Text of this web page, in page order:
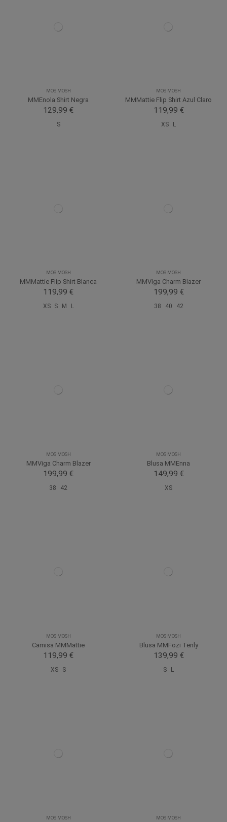
MOS MOSH
MMEnola Shirt Negra
129,99 €
S
MOS MOSH
MMMattie Flip Shirt Azul Claro
119,99 €
XS L
MOS MOSH
MMMattie Flip Shirt Blanca
119,99 €
XS S M L
MOS MOSH
MMViga Charm Blazer
199,99 €
38 40 42
MOS MOSH
MMViga Charm Blazer
199,99 €
38 42
MOS MOSH
Blusa MMEnna
149,99 €
XS
MOS MOSH
Camisa MMMattie
119,99 €
XS S
MOS MOSH
Blusa MMFozi Tenly
139,99 €
S L
MOS MOSH MOS MOSH